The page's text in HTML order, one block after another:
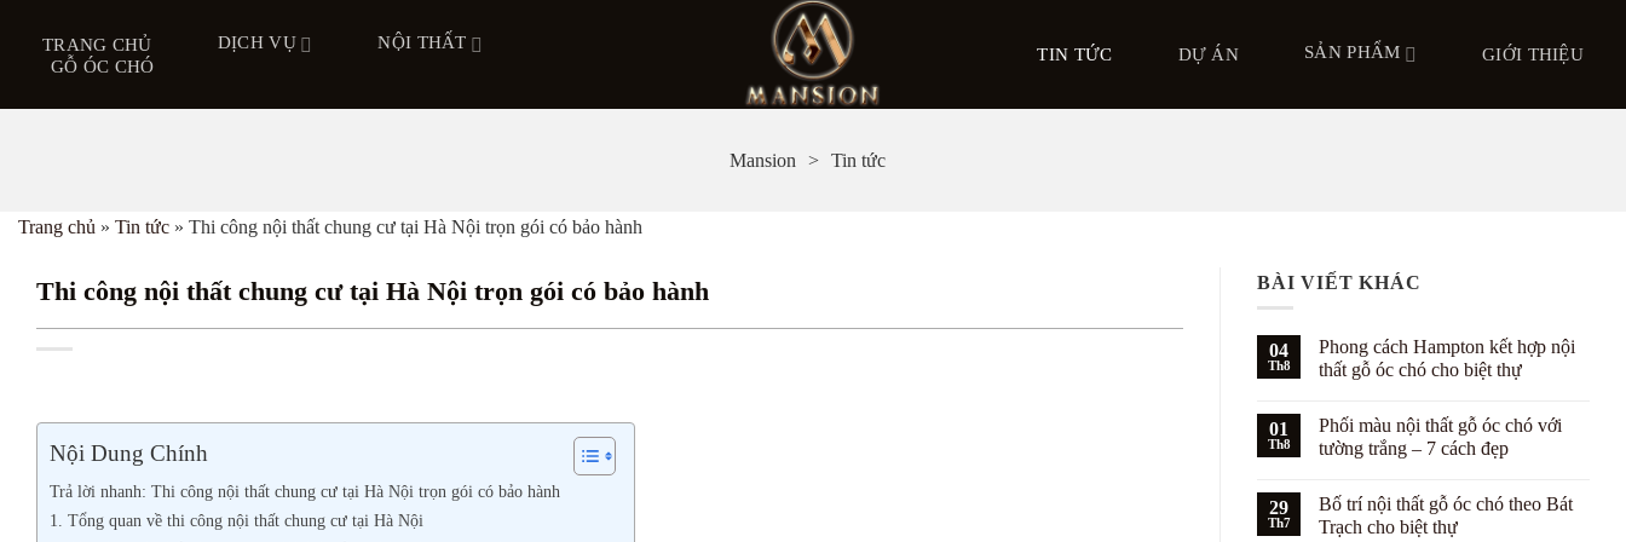
dung
TRANG CHỦ DỊCH VỤ
NỘI THẤT
GỖ ÓC CHÓ
TIN TỨC DỰ ÁN SẢN PHẨM GIỚI THIỆU
Mansion Tin tức
Trang chủ » Tin tức » Thi công nội thất chung cư tại Hà Nội trọn gói có bảo hành
Thi công nội thất chung cư tại Hà Nội trọn gói có bảo hành
Nội Dung Chính
Trả lời nhanh: Thi công nội thất chung cư tại Hà Nội trọn gói có bảo hành
1. Tổng quan về thi công nội thất chung cư tại Hà Nội
BÀI VIẾT KHÁC
04
Th8
Phong cách Hampton kết hợp nội
thất gỗ óc chó cho biệt thự
bình
luận
ở
Hampton
kết
hợp
01
Th8
Phối màu nội thất gỗ óc chó với
tường trắng – 7 cách đẹp
bình
luận
ở
29
Th7
Bố trí nội thất gỗ óc chó theo Bát
Trạch cho biệt thự